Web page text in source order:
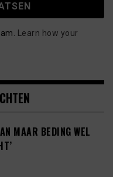
Learn how your
MAAR BEDING WEL